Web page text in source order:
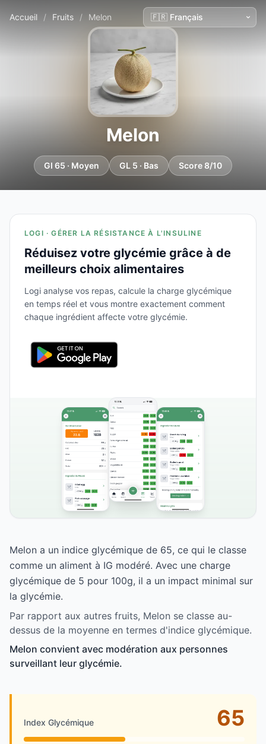
Accueil / Fruits / Melon
Melon
GI 65 · Moyen GL 5 · Bas Score 8/10
LOGI · GÉRER LA RÉSISTANCE À L'INSULINE
Réduisez votre glycémie grâce à de
meilleurs choix alimentaires
Logi analyse vos repas, calcule la charge glycémique
en temps réel et vous montre exactement comment
chaque ingrédient affecte votre glycémie.
Melon a un indice glycémique de 65, ce qui le classe
comme un aliment à IG modéré. Avec une charge
glycémique de 5 pour 100g, il a un impact minimal sur
la glycémie.
Par rapport aux autres fruits, Melon se classe au-
dessus de la moyenne en termes d'indice glycémique.
Melon convient avec modération aux personnes
surveillant leur glycémie.
Index Glycémique 65